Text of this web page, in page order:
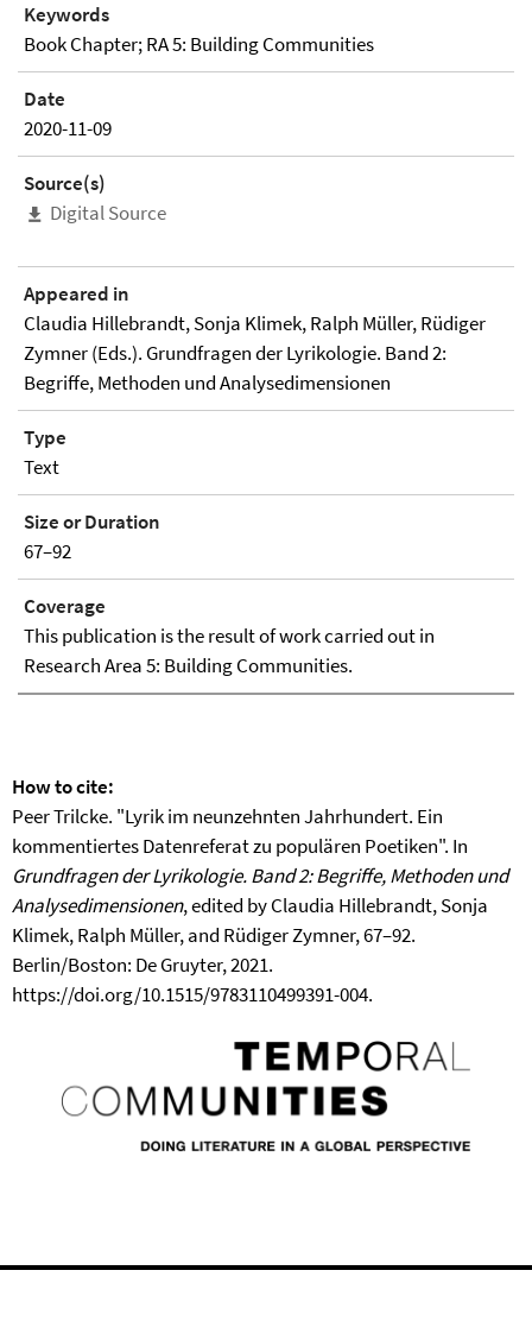
Keywords
Book Chapter; RA 5: Building Communities
Date
2020-11-09
Source(s)
Digital Source
Appeared in
Claudia Hillebrandt, Sonja Klimek, Ralph Müller, Rüdiger
Zymner (Eds.). Grundfragen der Lyrikologie. Band 2:
Begriffe, Methoden und Analysedimensionen
Type
Text
Size or Duration
67–92
Coverage
This publication is the result of work carried out in
Research Area 5: Building Communities.
How to cite:
Peer Trilcke. "Lyrik im neunzehnten Jahrhundert. Ein
kommentiertes Datenreferat zu populären Poetiken". In
Grundfragen der Lyrikologie. Band 2: Begriffe, Methoden und
Analysedimensionen, edited by Claudia Hillebrandt, Sonja
Klimek, Ralph Müller, and Rüdiger Zymner, 67–92.
Berlin/Boston: De Gruyter, 2021.
https://doi.org/10.1515/9783110499391-004.